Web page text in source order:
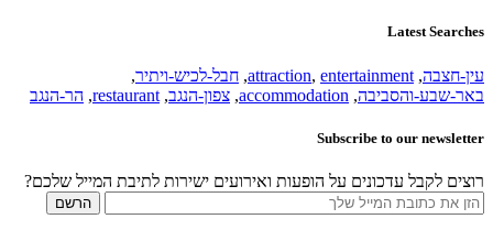
Latest Searches
עין-חצבה,
attraction, entertainment
, חבל-לכיש-ויתיר,
באר-שבע-והסביבה,
accommodation
, צפון-הנגב,
restaurant
, הר-הנגב
Subscribe to our newsletter
רוצים לקבל עדכונים על הופעות ואירועים ישירות לתיבת המייל שלכם?